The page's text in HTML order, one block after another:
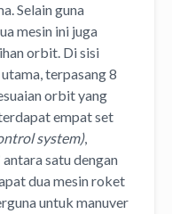
Selain guna
mesin ini juga
orbit. Di sisi
terpasang 8
orbit yang
empat set
system),
satu dengan
dua mesin roket
untuk manuver